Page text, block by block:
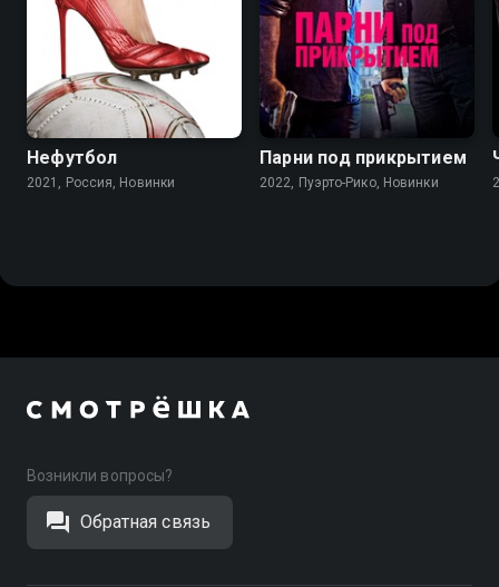
Нефутбол
2021, Россия, Новинки
Парни под прикрытием
2022, Пуэрто-Рико, Новинки
Возникли вопросы?
Обратная связь